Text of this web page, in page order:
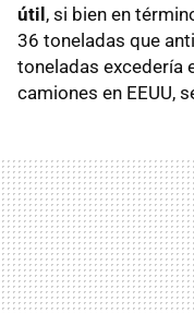
útil, si bien en
36 toneladas que
toneladas excedería
camiones en EEUU,